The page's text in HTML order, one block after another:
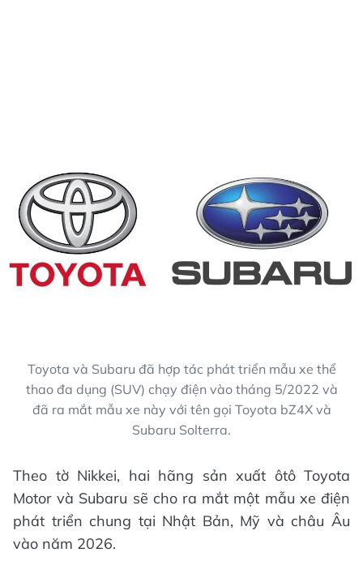
Toyota và Subaru đã hợp tác phát triển mẫu xe thể
thao đa dụng (SUV) chạy điện vào tháng 5/2022 và
đã ra mắt mẫu xe này với tên gọi Toyota bZ4X và
Subaru Solterra.
Theo tờ Nikkei, hai hãng sản xuất ôtô Toyota
Motor và Subaru sẽ cho ra mắt một mẫu xe điện
phát triển chung tại Nhật Bản, Mỹ và châu Âu
vào năm 2026.